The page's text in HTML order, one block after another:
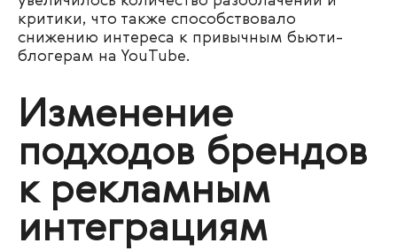
критики, что также способствовало
снижению интереса к привычным бьюти-
блогерам на YouTube.
Изменение
подходов брендов
к рекламным
интеграциям